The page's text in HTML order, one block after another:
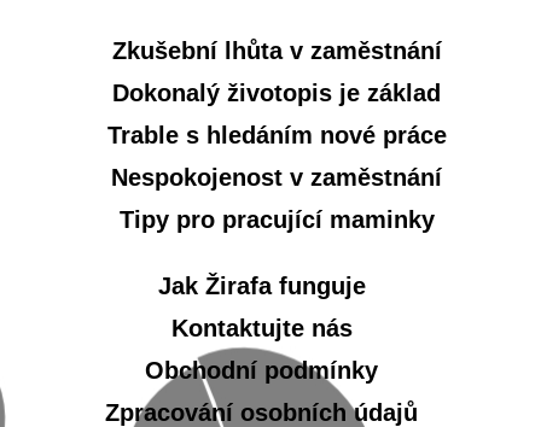
Zkušební lhůta v zaměstnání
Dokonalý životopis je základ
Trable s hledáním nové práce
Nespokojenost v zaměstnání
Tipy pro pracující maminky
Jak Žirafa funguje
Kontaktujte nás
Obchodní podmínky
Zpracování osobních údajů